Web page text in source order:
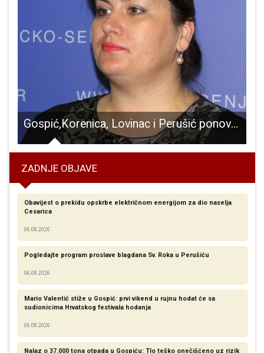
Gospić,Korenica, Lovinac i Perušić ponovno postaju brdsko-planinska područja?
ZADNJE OBJAVE
Obavijest o prekidu opskrbe električnom energijom za dio naselja
Cesarica
06.08.2026
Pogledajte program proslave blagdana Sv. Roka u Perušiću
06.08.2026
Mario Valentić stiže u Gospić: prvi vikend u rujnu hodat će sa
sudionicima Hrvatskog festivala hodanja
06.08.2026
Nalaz o 37.000 tona otpada u Gospiću: Tlo teško onečišćeno uz rizik